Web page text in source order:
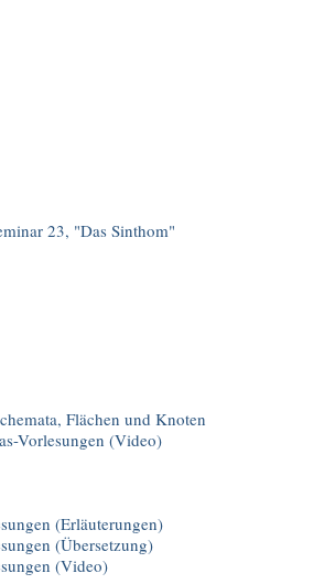
23, "Das Sinthom"
Flächen und Knoten
Vorlesungen (Video)
(Erläuterungen)
(Übersetzung)
(Video)